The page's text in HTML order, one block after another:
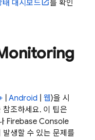
대시보드
를 확인
Android 웹)을 시
조하세요. 이 팁은
Firebase Console
생할 수 있는 문제를